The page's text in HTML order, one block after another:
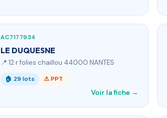
AC7177934
LE DUQUESNE
📍 12 r folies chaillou 44000 NANTES
🏠 29 lots ⚠ PPT
Voir la fiche →